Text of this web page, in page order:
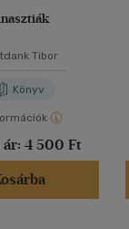
Tibor
Könyv
4 500 Ft